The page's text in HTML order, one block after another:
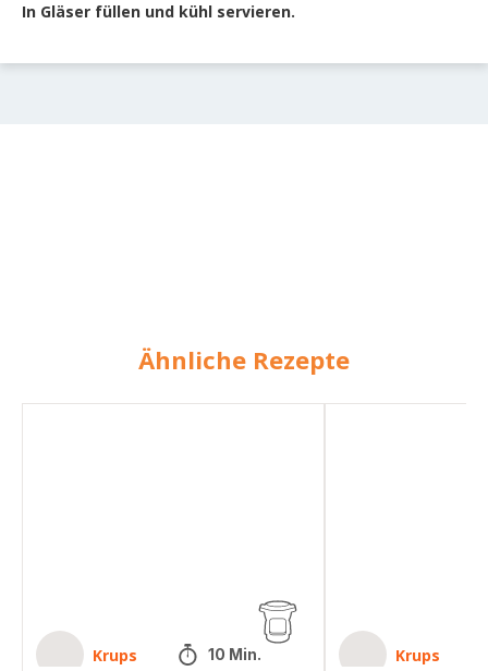
In Gläser füllen und kühl servieren.
Ähnliche Rezepte
Krups 10 Min. Krups